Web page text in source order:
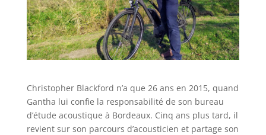
Christopher Blackford n’a que 26 ans en 2015, quand
Gantha lui confie la responsabilité de son bureau
d’étude acoustique à Bordeaux. Cinq ans plus tard, il
revient sur son parcours d’acousticien et partage son